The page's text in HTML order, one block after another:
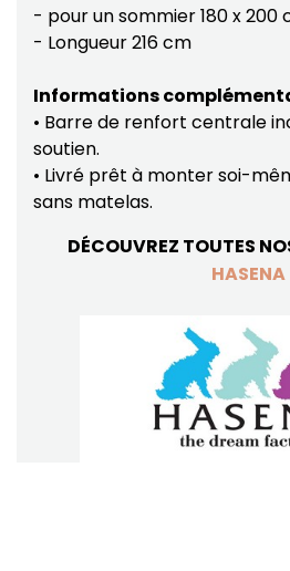
- pour un sommier 180 x 200
- Longueur 216 cm
Informations
• Barre de renfort centrale
soutien.
• Livré prêt à monter soi-
sans matelas.
DÉCOUVREZ TOUTES
HASENA